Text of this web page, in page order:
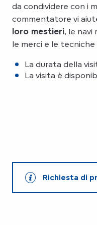
da condividere con i
commentatore vi
loro mestieri, le navi
le merci e le
La durata della
La visita è
Richiesta di